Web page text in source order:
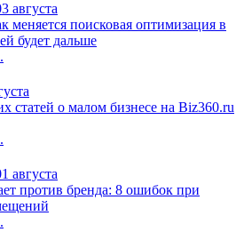
августа
меняется поисковая оптимизация в
будет дальше
статей о малом бизнесе на Biz360.ru
августа
против бренда: 8 ошибок при